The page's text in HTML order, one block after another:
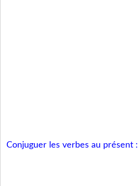
Conjuguer les verbes au présent :